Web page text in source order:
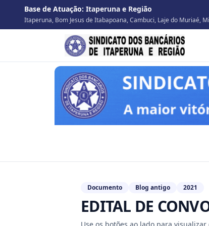
Base de Atuação: Itaperuna e Região
Itaperuna, Bom Jesus de Itabapoana, Cambuci, Laje do Muriaé,
Documento Blog antigo 2021
EDITAL DE
Use os botões ao lado para